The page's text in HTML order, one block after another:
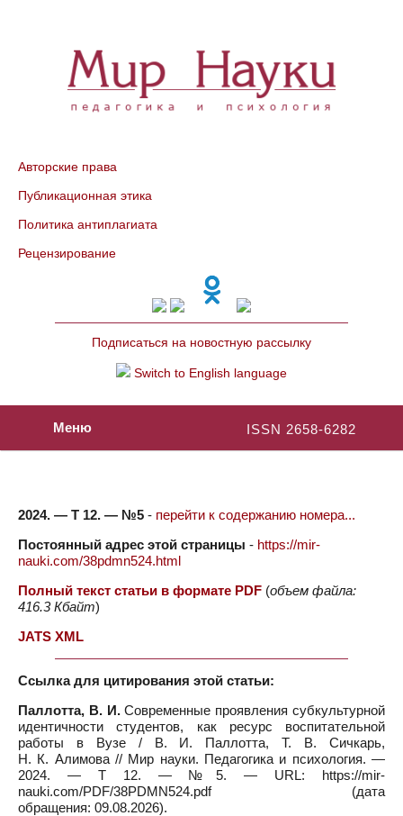
Авторские права
Публикационная этика
Политика антиплагиата
Рецензирование
Подписаться на новостную рассылку
Switch to English language
ISSN 2658-6282
Меню
2024. — Т 12. — №5 - перейти к содержанию номера...
Постоянный адрес этой страницы - https://mir-
nauki.com/38pdmn524.html
Полный текст статьи в формате PDF (объем файла:
416.3 Кбайт)
JATS XML
Ссылка для цитирования этой статьи:
Паллотта, В. И.Современные проявления субкультурной
идентичности студентов, как ресурс воспитательной
работы в Вузе / В. И. Паллотта, Т. В. Сичкарь,
Н. К. Алимова // Мир науки. Педагогика и психология. —
2024. — Т 12. — №5. — URL: https://mir-
nauki.com/PDF/38PDMN524.pdf (дата
обращения: 09.08.2026).